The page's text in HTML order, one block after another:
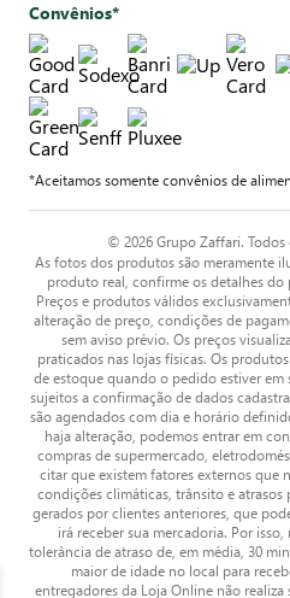
Convênios*
*Aceitamos somente convênios de
© 2026 Grupo Zaffari. Todos
As fotos dos produtos são meramente
produto real, confirme os detalhes
Preços e produtos válidos
alteração de preço, condições de
sem aviso prévio. Os preços
praticados nas lojas físicas. Os
de estoque quando o pedido estiver em
sujeitos a confirmação de dados
são agendados com dia e horário
haja alteração, podemos entrar em
compras de supermercado,
citar que existem fatores externos que
condições climáticas, trânsito e atrasos
gerados por clientes anteriores, que
irá receber sua mercadoria. Por
tolerância de atraso de, em média, 30
maior de idade no local para
entregadores da Loja Online não